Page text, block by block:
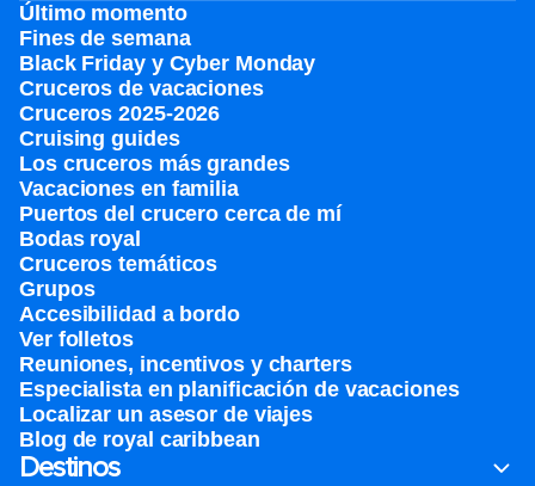
Último momento
Fines de semana
Black Friday y Cyber Monday
Cruceros de vacaciones
Cruceros 2025-2026
Cruising guides
Los cruceros más grandes
Vacaciones en familia
Puertos del crucero cerca de mí
Bodas royal
Cruceros temáticos
Grupos
Accesibilidad a bordo
Ver folletos
Reuniones, incentivos y charters​
Especialista en planificación de vacaciones
Localizar un asesor de viajes
Blog de royal caribbean
Destinos